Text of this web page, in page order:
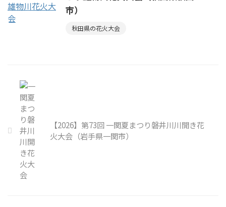
市）
秋田県の花火大会
【2026】第73回 一関夏まつり磐井川川開き花
火大会（岩手県一関市）